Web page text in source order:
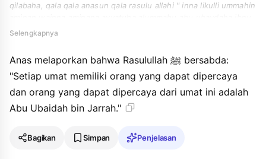
qilabaha, qala qala anasun qala rasulu allahi " inna likulli ummahin
aljarrahi ".
Selengkapnya
Anas melaporkan bahwa Rasulullah ﷺ bersabda:
"Setiap umat memiliki orang yang dapat dipercaya
dan orang yang dapat dipercaya dari umat ini adalah
Abu Ubaidah bin Jarrah."
Bagikan Simpan Penjelasan